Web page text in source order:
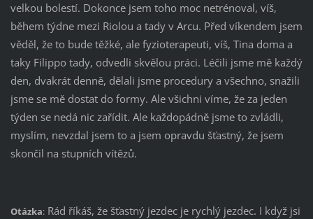
velkou bolestí. Dokonce jsem toho moc netrénoval, víš,
během týdne mezi Riolou a tady v Arcu. Před víkendem jsem
věděl, že to bude těžké, ale fyzioterapeuti, víš, Tina doma a
taky Filippo tady, odvedli skvělou práci. Léčili jsme mě každý
den, dvakrát denně, dělali jsme procedury a všechno, snažili
jsme se mě dostat do formy. Ale všichni víme, že za jeden
týden se nedá nic zařídit. Ale každopádně jsme to zvládli,
myslím, nevzdal jsem to a jsem opravdu šťastný, že jsem
skončil na stupních vítězů.
Otázka:Rád říkáš, že šťastný jezdec je rychlý jezdec. I když jsi